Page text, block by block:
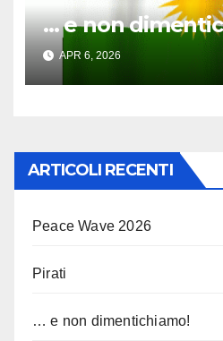
… e non
APR 6, 2026
ARTICOLI RECENTI
Peace Wave 2026
Pirati
… e non dimentichiamo!